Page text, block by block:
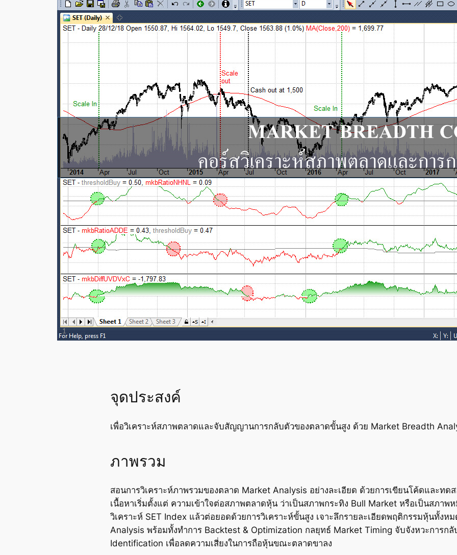
จุดประสงค์
เพื่อวิเคราะห์สภาพตลาดและจับสัญญานการกลับตัวของตลาดขั้นสูง ด้วย Market Breadth
ภาพรวม
สอนการวิเคราะห์ภาพรวมของตลาด Market Analysis อย่างละเอียด ด้วยการเขียนโค้ดและท
เนื้อหาเริ่มตั้งแต่ ความเข้าใจต่อสภาพตลาดหุ้น ว่าเป็นสภาพกระทิง Bull Market หรือเป็นสภาพ
วิเคราะห์ SET Index แล้วต่อยอดด้วยการวิเคราะห์ขั้นสูง เจาะลึกรายละเอียดพฤติกรรมหุ้นทั้ง
Analysis พร้อมทั้งทำการ Backtest & Optimization กลยุทธ์ Market Timing จับจังหวะการก
Identification เพื่อลดความเสี่ยงในการถือหุ้นขณะตลาดขาลง